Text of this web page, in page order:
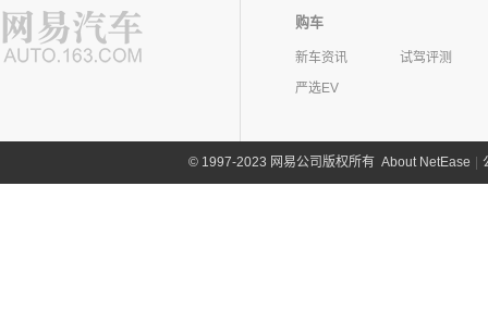
购车
新车资讯
试驾评测
严选EV
©1997-2023 网易公司版权所有 About NetEase